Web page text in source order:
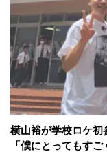
横山裕が学校ロケ
「僕にとってもすご